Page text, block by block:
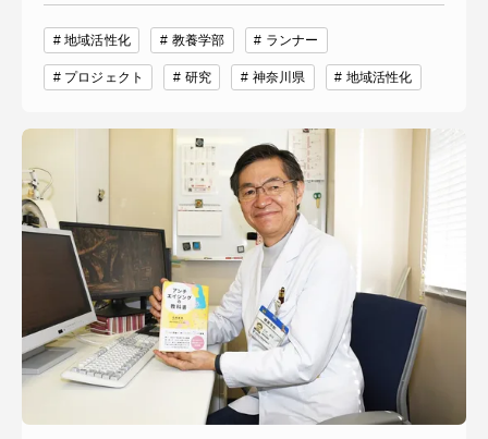
地域活性化 教養学部 ランナー
プロジェクト 研究 神奈川県 地域活性化